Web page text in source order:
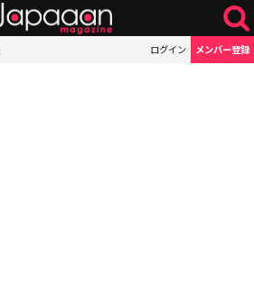
ログイン メンバー登録